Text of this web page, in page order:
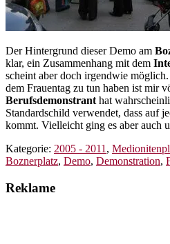
Der Hintergrund dieser Demo am
klar, ein Zusammenhang mit dem
scheint aber doch irgendwie
dem Frauentag zu tun haben ist mir
Berufsdemonstrant hat
Standardschild verwendet, dass auf
kommt. Vielleicht ging es aber auch
Kategorie: 2005 - 2011 ,
Boznerplatz, Demo, Demonstration,
Reklame